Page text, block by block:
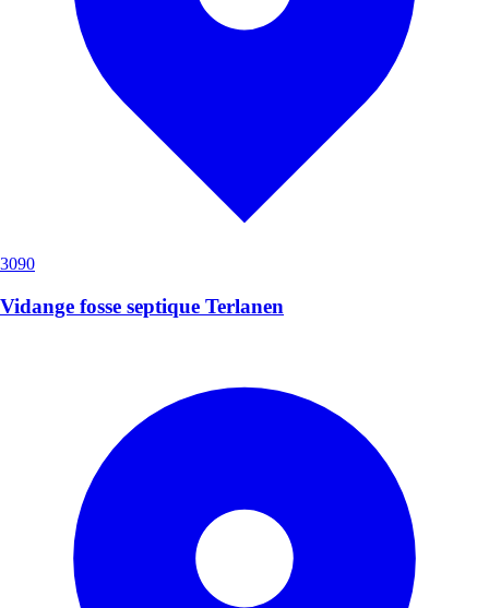
3090
Vidange fosse septique Terlanen